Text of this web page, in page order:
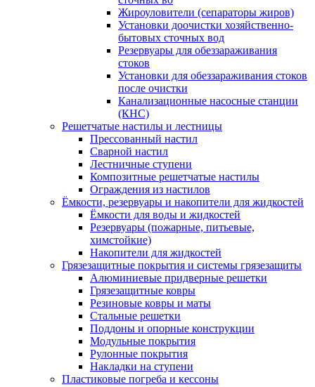
Жироуловители (сепараторы жиров)
Установки доочистки хозяйственно-
бытовых сточных вод
Резервуары для обеззараживания
стоков
Установки для обеззараживания стоков
после очистки
Канализационные насосные станции
(КНС)
Решетчатые настилы и лестницы
Прессованный настил
Сварной настил
Лестничные ступени
Композитные решетчатые настилы
Ограждения из настилов
Ёмкости, резервуары и накопители для жидкостей
Ёмкости для воды и жидкостей
Резервуары (пожарные, питьевые,
химстойкие)
Накопители для жидкостей
Грязезащитные покрытия и системы грязезащиты
Алюминиевые придверные решетки
Грязезащитные ковры
Резиновые ковры и маты
Стальные решетки
Поддоны и опорные конструкции
Модульные покрытия
Рулонные покрытия
Накладки на ступени
Пластиковые погреба и кессоны